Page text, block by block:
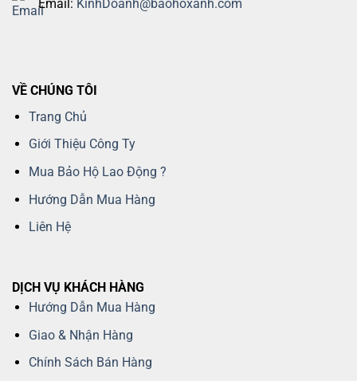
Email: KinhDoanh@baohoxanh.com
VỀ CHÚNG TÔI
Trang Chủ
Giới Thiệu Công Ty
Mua Bảo Hộ Lao Động ?
Hướng Dẫn Mua Hàng
Liên Hệ
DỊCH VỤ KHÁCH HÀNG
Hướng Dẫn Mua Hàng
Giao & Nhận Hàng
Chính Sách Bán Hàng